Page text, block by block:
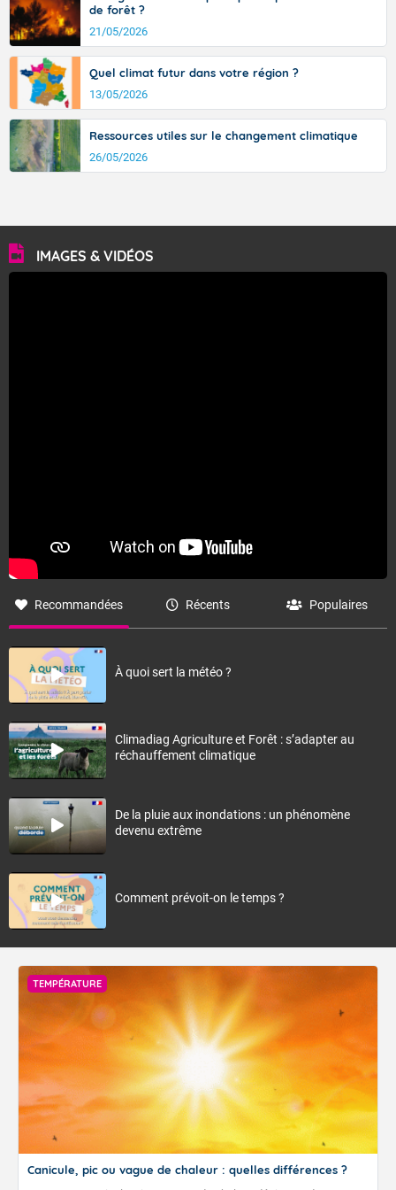
de forêt ?
21/05/2026
Quel climat futur dans votre région ?
13/05/2026
Ressources utiles sur le changement climatique
26/05/2026
IMAGES & VIDÉOS
Recommandées Récents Populaires
À quoi sert la météo ?
Climadiag Agriculture et Forêt : s’adapter au
réchauffement climatique
De la pluie aux inondations : un phénomène
devenu extrême
Comment prévoit-on le temps ?
TEMPÉRATURE
Canicule, pic ou vague de chaleur : quelles différences ?